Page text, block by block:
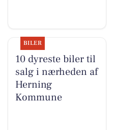
BILER
10 dyreste biler til
salg i nærheden af
Herning
Kommune